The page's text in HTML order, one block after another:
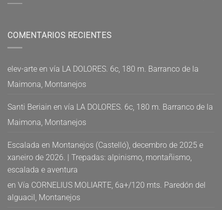
COMENTARIOS RECIENTES
elev-arte en vía LA DOLORES. 6c, 180 m. Barranco de la
Maimona, Montanejos
Santi Beriain en vía LA DOLORES. 6c, 180 m. Barranco de la
Maimona, Montanejos
Escalada en Montanejos (Castelló), decembro de 2025 e
xaneiro de 2026. | Trepadas: alpinismo, montañismo,
escalada e aventura
en Vía CORNELIUS MOLIARTE, 6a+/120 mts. Paredón del
alguacil, Montanejos